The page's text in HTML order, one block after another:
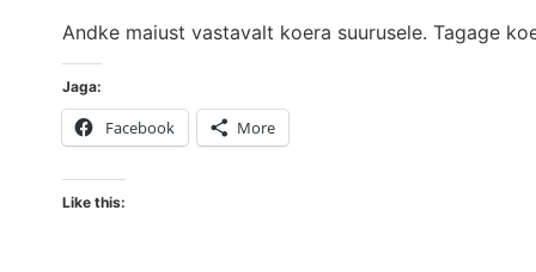
Andke maiust vastavalt koera suurusele. Tagage
Jaga:
Facebook More
Like this: